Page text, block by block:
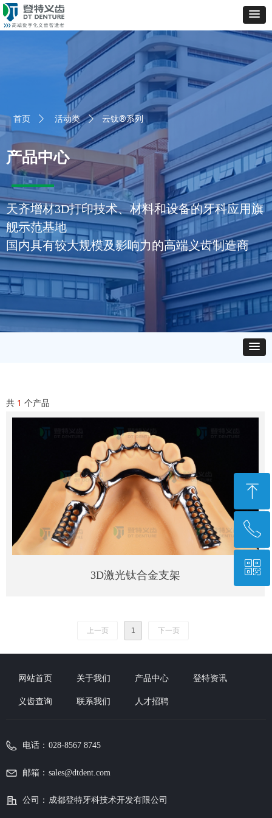
首页 ꄲ 活动类 ꄲ 云钛®系列
产品中心
天齐增材3D打印技术、材料和设备的牙科应用旗
舰示范基地
国内具有较大规模及影响力的高端义齿制造商
共 1 个产品
3D激光钛合金⽀架
上一页 1 下一页
网站首页 关于我们 产品中心 登特资讯
义齿查询 联系我们 人才招聘
电话： 028-8567 8745
邮箱： sales@dtdent.com
公司： 成都登特⽛科技术开发有限公司
ꁸ
回到顶部
ꂅ
028-85678745
ꀥ